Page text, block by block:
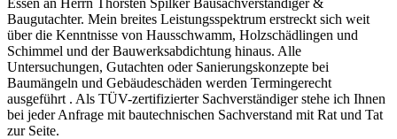
Baugutachter. Mein breites Leistungsspektrum erstreckt sich weit
über die Kenntnisse von Hausschwamm, Holzschädlingen und
Schimmel und der Bauwerksabdichtung hinaus. Alle
Untersuchungen, Gutachten oder Sanierungskonzepte bei
Baumängeln und Gebäudeschäden werden Termingerecht
ausgeführt . Als TÜV-zertifizierter Sachverständiger stehe ich Ihnen
bei jeder Anfrage mit bautechnischen Sachverstand mit Rat und Tat
zur Seite.